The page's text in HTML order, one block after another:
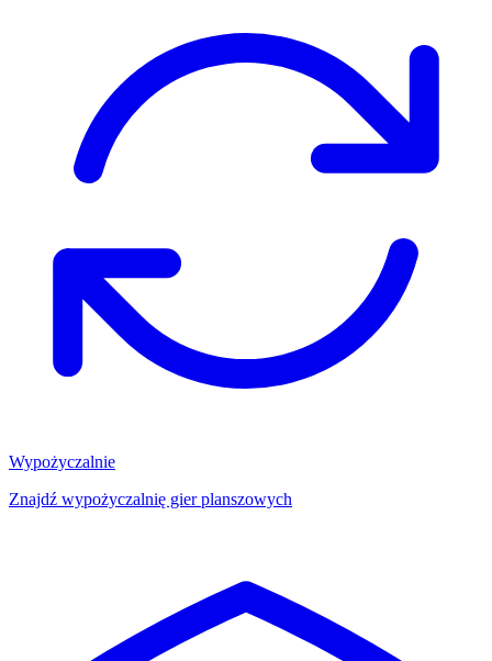
Wypożyczalnie
Znajdź wypożyczalnię gier planszowych